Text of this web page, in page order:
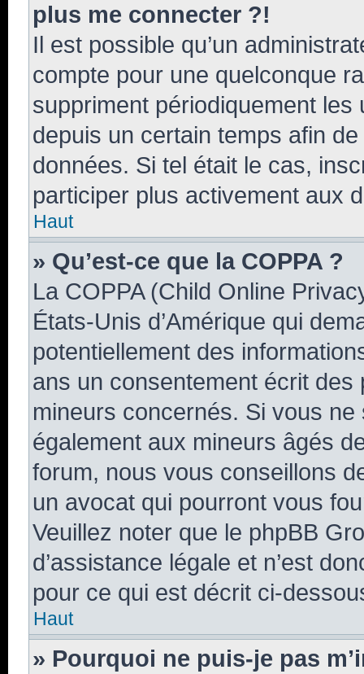
plus me connecter ?!
Il est possible qu’un
compte pour une quelconque
suppriment périodiquement les
depuis un certain temps afin
données. Si tel était le cas,
participer plus activement aux
Haut
» Qu’est-ce que la COPPA ?
La COPPA (Child Online
États-Unis d’Amérique qui
potentiellement des
ans un consentement écrit
mineurs concernés. Si vous ne
également aux mineurs âgés
forum, nous vous conseillons
un avocat qui pourront vous
Veuillez noter que le phpBB
d’assistance légale et n’est
pour ce qui est décrit ci-
Haut
» Pourquoi ne puis-je pas